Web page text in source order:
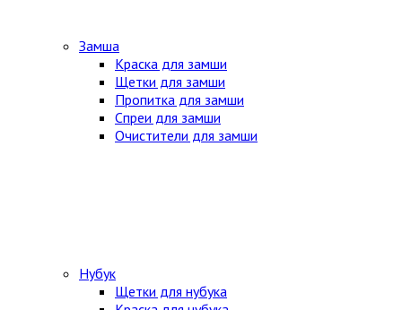
Замша
Краска для замши
Щетки для замши
Пропитка для замши
Спреи для замши
Очистители для замши
Нубук
Щетки для нубука